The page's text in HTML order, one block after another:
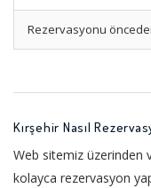
Rezervasyonu
Kırşehir Nasıl
Web sitemiz üzerinden
kolayca rezervasyon